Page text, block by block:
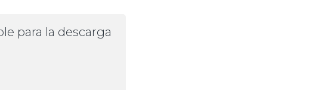
para la descarga